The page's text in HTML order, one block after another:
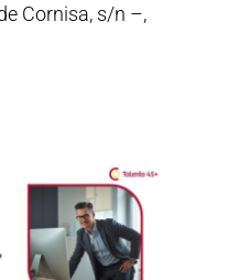
Cornisa, s/n –,